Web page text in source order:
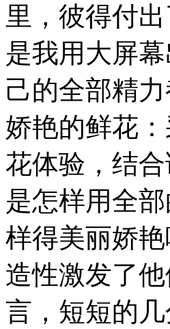
里，彼得付
是我用大屏
己的全部精
娇艳的鲜花
花体验，结
是怎样用全
样得美丽娇
造性激发了
言，短短的